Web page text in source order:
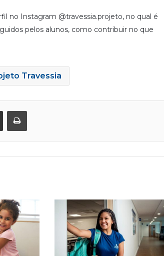
no Instagram @travessia.projeto, no qual é
pelos alunos, como contribuir no que
Travessia